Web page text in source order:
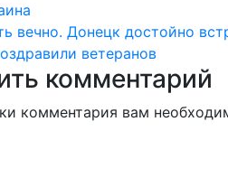
вечно. Донецк достойно
ветеранов
комментарий
комментария вам